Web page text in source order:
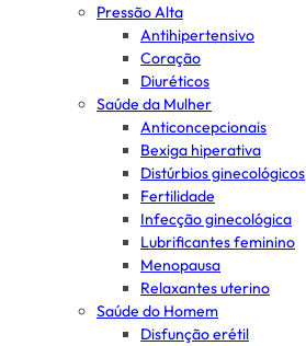
Pressão Alta
Antihipertensivo
Coração
Diuréticos
Saúde da Mulher
Anticoncepcionais
Bexiga hiperativa
Distúrbios ginecológicos
Fertilidade
Infecção ginecológica
Lubrificantes feminino
Menopausa
Relaxantes uterino
Saúde do Homem
Disfunção erétil